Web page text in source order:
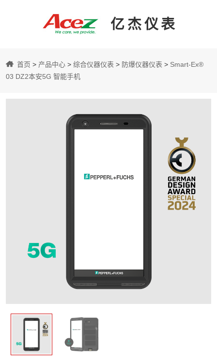
亿杰仪表
表
首页 > 产品中心 > 综合仪器仪表 > 防爆仪器仪表 > Smart-Ex®
03 DZ2本安5G 智能手机